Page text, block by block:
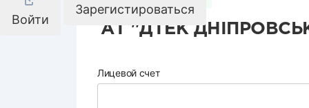
Войти
Зарегистироваться
АТ "ДТЕК
Лицевой счет